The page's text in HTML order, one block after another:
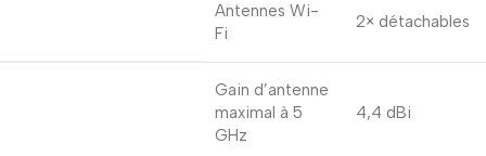
Antennes Wi-
Fi
2× détachables
Gain d’antenne
maximal à 5 ​​
GHz
4,4 dBi